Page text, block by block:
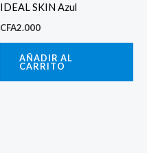
IDEAL SKIN Azul
CFA2.000
AÑADIR AL
CARRITO